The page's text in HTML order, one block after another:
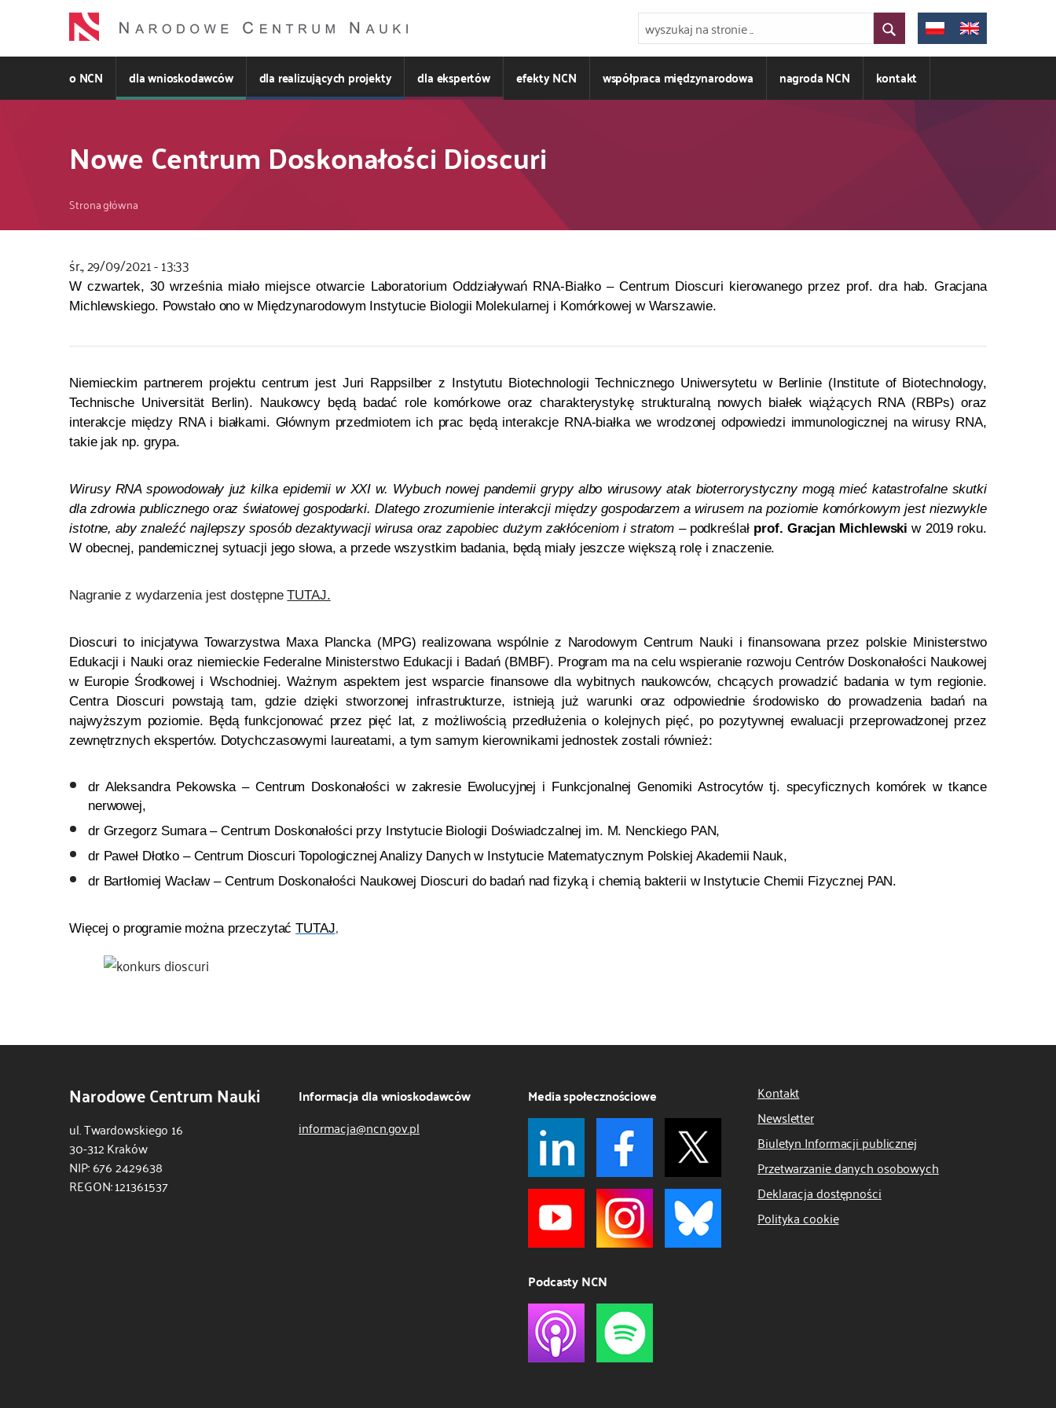
o NCN dla wnioskodawców dla realizujących projekty dla ekspertów efekty NCN współpraca międzynarodowa nagroda NCN kontakt
Nowe Centrum Doskonałości Dioscuri
Ścieżka
nawigacyjna
Strona główna
śr., 29/09/2021 - 13:33
Kod
CSS
JS
W czwartek, 30 września miało miejsce otwarcie Laboratorium Oddziaływań RNA-Białko – Centrum Dioscuri kierowanego przez prof. dra hab. Gracjana
Michlewskiego. Powstało ono w Międzynarodowym Instytucie Biologii Molekularnej i Komórkowej w Warszawie.
Niemieckim partnerem projektu centrum jest Juri Rappsilber z Instytutu Biotechnologii Technicznego Uniwersytetu w Berlinie (Institute of Biotechnology,
Technische Universität Berlin). Naukowcy będą badać role komórkowe oraz charakterystykę strukturalną nowych białek wiążących RNA (RBPs) oraz
interakcje między RNA i białkami. Głównym przedmiotem ich prac będą interakcje RNA-białka we wrodzonej odpowiedzi immunologicznej na wirusy RNA,
takie jak np. grypa.
Wirusy RNA spowodowały już kilka epidemii w XXI w. Wybuch nowej pandemii grypy albo wirusowy atak bioterrorystyczny mogą mieć katastrofalne skutki
dla zdrowia publicznego oraz światowej gospodarki. Dlatego zrozumienie interakcji między gospodarzem a wirusem na poziomie komórkowym jest niezwykle
istotne, aby znaleźć najlepszy sposób dezaktywacji wirusa oraz zapobiec dużym zakłóceniom i stratom – podkreślał prof. Gracjan Michlewski w 2019 roku.
W obecnej, pandemicznej sytuacji jego słowa, a przede wszystkim badania, będą miały jeszcze większą rolę i znaczenie.
Nagranie z wydarzenia jest dostępneTUTAJ.
Dioscuri to inicjatywa Towarzystwa Maxa Plancka (MPG) realizowana wspólnie z Narodowym Centrum Nauki i finansowana przez polskie Ministerstwo
Edukacji i Nauki oraz niemieckie Federalne Ministerstwo Edukacji i Badań (BMBF). Program ma na celuwspieranie rozwoju Centrów Doskonałości Naukowej
w Europie Środkowej i Wschodniej. Ważnym aspektem jest wsparcie finansowe dla wybitnych naukowców, chcących prowadzić badania w tym regionie.
Centra Dioscuri powstają tam, gdzie dzięki stworzonej infrastrukturze, istnieją już warunki oraz odpowiednie środowisko do prowadzenia badań na
najwyższym poziomie. Będą funkcjonować przez pięć lat, z możliwością przedłużenia o kolejnych pięć, po pozytywnej ewaluacji przeprowadzonej przez
zewnętrznych ekspertów. Dotychczasowymi laureatami, a tym samym kierownikami jednostek zostali również:
dr Aleksandra Pekowska – Centrum Doskonałości w zakresie Ewolucyjnej i Funkcjonalnej Genomiki Astrocytów tj. specyficznych komórek w tkance
nerwowej,
dr Grzegorz Sumara – Centrum Doskonałości przy Instytucie Biologii Doświadczalnej im. M. Nenckiego PAN,
dr Paweł Dłotko – Centrum Dioscuri Topologicznej Analizy Danych w Instytucie Matematycznym Polskiej Akademii Nauk,
dr Bartłomiej Wacław – Centrum Doskonałości Naukowej Dioscuri do badań nad fizyką i chemią bakterii w Instytucie Chemii Fizycznej PAN.
Więcej o programie można przeczytaćTUTAJ,
Narodowe Centrum Nauki
ul. Twardowskiego 16
30-312 Kraków
NIP: 676 2429638
REGON: 121361537
Informacja dla wnioskodawców
informacja@ncn.gov.pl
Media społecznościowe
Podcasty NCN
Kontakt
Newsletter
Biuletyn Informacji publicznej
Przetwarzanie danych osobowych
Deklaracja dostępności
Polityka cookie